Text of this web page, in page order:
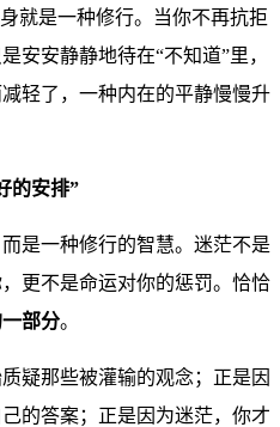
就是一种修行。当你不再抗拒
安安静静地待在“不知道”里，
轻了，一种内在的平静慢慢升
的安排”
是一种修行的智慧。迷茫不是
更不是命运对你的惩罚。恰恰
部分。
疑那些被灌输的观念；正是因
的答案；正是因为迷茫，你才